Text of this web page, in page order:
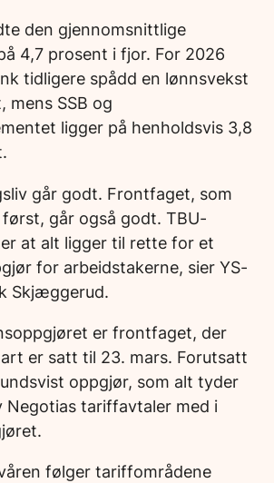
den gjennomsnittlige
4,7 prosent i fjor. For 2026
tidligere spådd en lønnsvekst
mens SSB og
ligger på henholdsvis 3,8
går godt. Frontfaget, som
går også godt. TBU-
at alt ligger til rette for et
for arbeidstakerne, sier YS-
Skjæggerud.
er frontfaget, der
er satt til 23. mars. Forutsatt
oppgjør, som alt tyder
Negotias tariffavtaler med i
følger tariffområdene